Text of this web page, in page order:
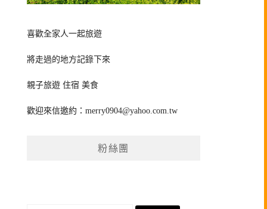
喜歡全家人一起旅遊
將走過的地方記錄下來
親子旅遊 住宿 美食
歡迎來信邀約：merry0904@yahoo.com.tw
粉絲團